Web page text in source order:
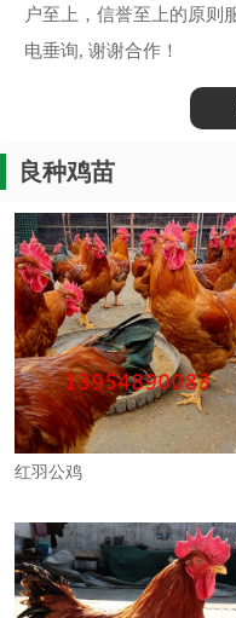
户至上，信誉至上的原则
电垂询, 谢谢合作！
良种鸡苗
红羽公鸡